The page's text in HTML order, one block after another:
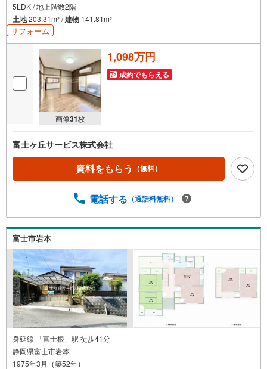
5LDK / 地上階数2階
土地203.31m2 /建物 141.81m2
リフォーム
画像31枚
1,098万円
成約でもらえる
富士ヶ丘サービス株式会社
資料をもらう （無料）
電話する （通話料無料）
富士市岩本
身延線 「富士根」駅 徒歩41分
静岡県富士市岩本
1975年3月（築52年）